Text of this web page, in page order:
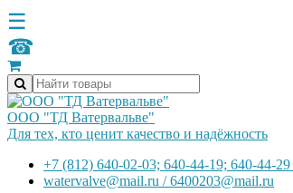
☰
☎
ООО "ТД Ватервальве"
Для тех, кто ценит качество и надёжность
+7 (812) 640-02-03; 640-44-19; 640-44-29
watervalve@mail.ru / 6400203@mail.ru